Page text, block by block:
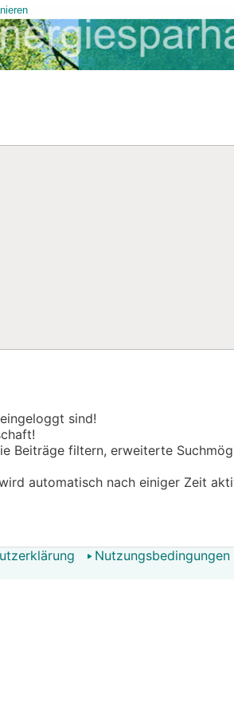
sind!
Beiträge filtern, erweiterte
automatisch nach einiger Zeit
Nutzungsbedingungen